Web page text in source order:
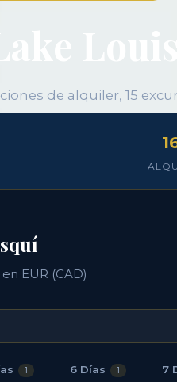
de alquiler, 15
EUR (CAD)
1 6 Días 1 7